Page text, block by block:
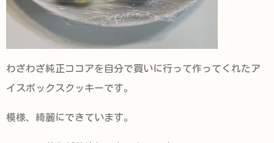
わざわざ純正ココアを自分で買いに行って作ってくれたア
イスボックスクッキーです。
模様、綺麗にできています。